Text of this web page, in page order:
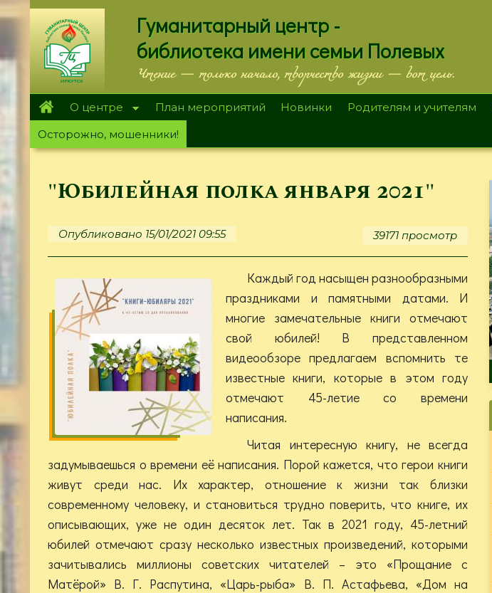
Перейти
к
основному
содержанию
Гуманитарный центр -
библиотека имени семьи Полевых
Чтение — только начало, творчество жизни — вот цель.
О центре План мероприятий Новинки Родителям и учителям
Осторожно, мошенники!
"Юбилейная полка января 2021"
Опубликовано 15/01/2021 09:55 39171 просмотр
Каждый год насыщен разнообразными
праздниками и памятными датами. И
многие замечательные книги отмечают
свой юбилей! В представленном
видеообзоре предлагаем вспомнить те
известные книги, которые в этом году
отмечают 45-летие со времени
написания.
Читая интересную книгу, не всегда
задумываешься о времени её написания. Порой кажется, что герои книги
живут среди нас. Их характер, отношение к жизни так близки
современному человеку, и становиться трудно поверить, что книге, их
описывающих, уже не один десяток лет. Так в 2021 году, 45-летний
юбилей отмечают сразу несколько известных произведений, которыми
зачитывались миллионы советских читателей – это «Прощание с
Матёрой» В. Г. Распутина, «Царь-рыба» В. П. Астафьева, «Дом на